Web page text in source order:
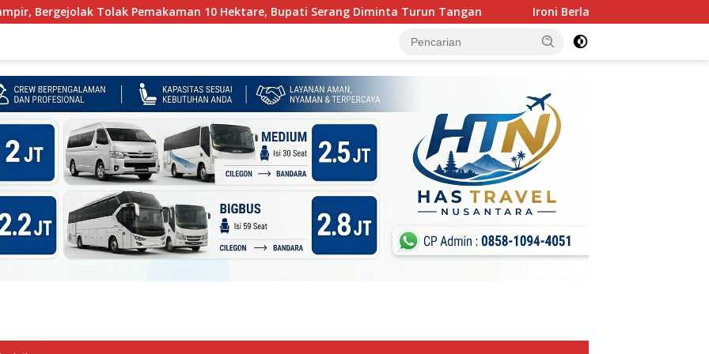
Pemakaman 10 Hektare, Bupati Serang Diminta Turun Tangan Ironi Berlapis : Gerindra Kuat Secara Nasional, Keok